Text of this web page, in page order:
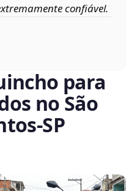
confiável.
para
no São